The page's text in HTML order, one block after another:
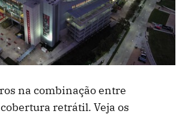
na combinação entre
retrátil. Veja os